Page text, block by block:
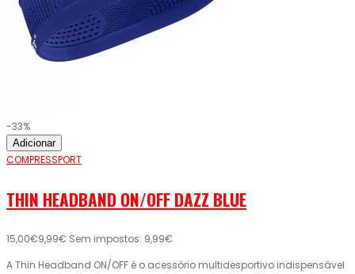
-33%
Adicionar
COMPRESSPORT
THIN HEADBAND ON/OFF DAZZ BLUE
15,00€9,99€ Sem impostos: 9,99€
A Thin Headband ON/OFF é o acessório multidesportivo indispensável